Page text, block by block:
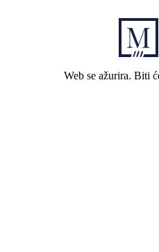
Web se ažurira. Biti